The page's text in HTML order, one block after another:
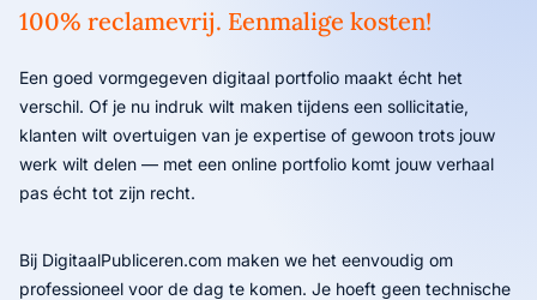
100% reclamevrij. Eenmalige kosten!
Een goed vormgegeven digitaal portfolio maakt écht het
verschil. Of je nu indruk wilt maken tijdens een sollicitatie,
klanten wilt overtuigen van je expertise of gewoon trots jouw
werk wilt delen — met een online portfolio komt jouw verhaal
pas écht tot zijn recht.
Bij DigitaalPubliceren.com maken we het eenvoudig om
professioneel voor de dag te komen. Je hoeft geen technische